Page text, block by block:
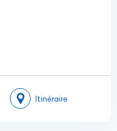
Itinéraire